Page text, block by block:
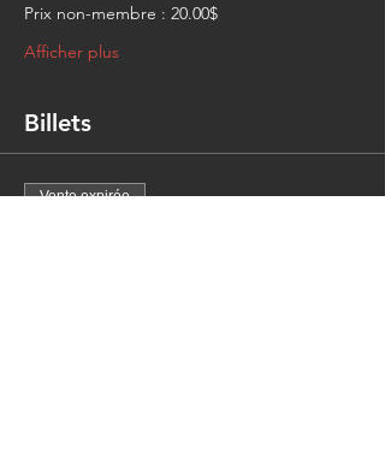
Prix non-membre : 20.00$
Afficher plus
Billets
Vente expirée